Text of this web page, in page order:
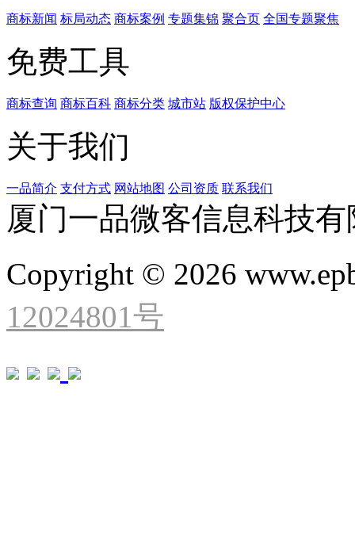
商标新闻 标局动态 商标案例 专题集锦 聚合页 全国专题聚焦
免费工具
商标查询 商标百科 商标分类 城市站 版权保护中心
关于我们
一品简介 支付方式 网站地图 公司资质 联系我们
厦门一品微客信息科技
Copyright © 2026
12024801号